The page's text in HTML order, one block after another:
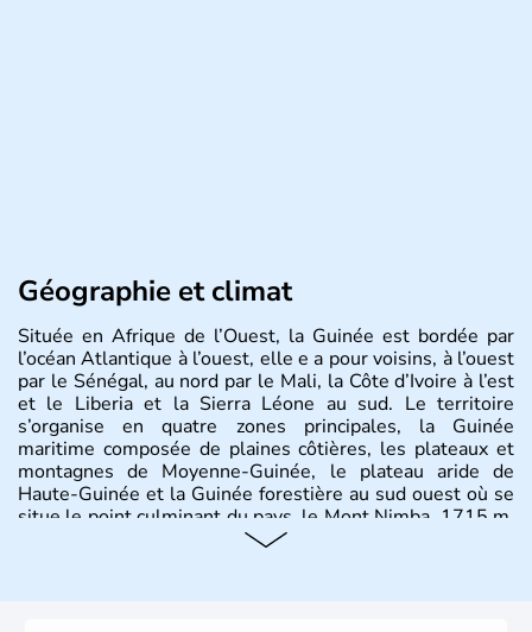
Géographie et climat
Située en Afrique de l’Ouest, la Guinée est bordée par
l’océan Atlantique à l’ouest, elle e a pour voisins, à l’ouest
par le Sénégal, au nord par le Mali, la Côte d’Ivoire à l’est
et le Liberia et la Sierra Léone au sud. Le territoire
s’organise en quatre zones principales, la Guinée
maritime composée de plaines côtières, les plateaux et
montagnes de Moyenne-Guinée, le plateau aride de
Haute-Guinée et la Guinée forestière au sud ouest où se
situe le point culminant du pays, le Mont Nimba, 1715 m.
Occupant 246 000 km2, le pays recense près de